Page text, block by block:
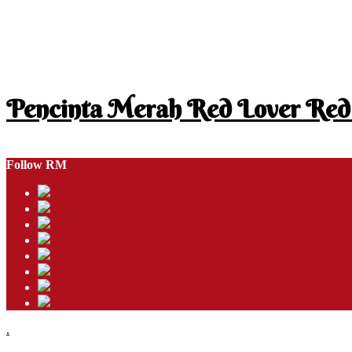
Pencinta Merah Red Lover
Follow RM
.